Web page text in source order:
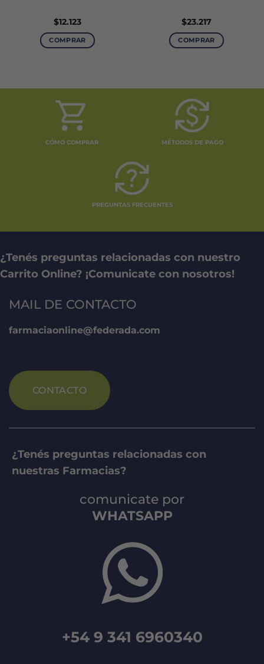
$12.123
COMPRAR
$23.217
COMPRAR
CÓMO COMPRAR MÉTODOS DE PAGO
PREGUNTAS FRECUENTES
¿Tenés preguntas relacionadas con nuestro
Carrito Online? ¡Comunicate con nosotros!
MAIL DE CONTACTO
farmaciaonline@federada.com
CONTACTO
¿Tenés preguntas relacionadas con
nuestras Farmacias?
comunicate por
WHATSAPP
+54 9 341 6960340